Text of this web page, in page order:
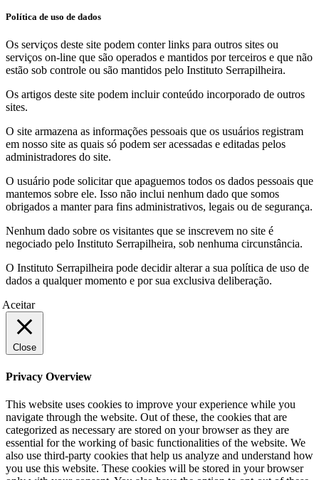
Política de uso de dados
Os serviços deste site podem conter links para outros sites ou
serviços on-line que são operados e mantidos por terceiros e que não
estão sob controle ou são mantidos pelo Instituto Serrapilheira.
Os artigos deste site podem incluir conteúdo incorporado de outros
sites.
O site armazena as informações pessoais que os usuários registram
em nosso site as quais só podem ser acessadas e editadas pelos
administradores do site.
O usuário pode solicitar que apaguemos todos os dados pessoais que
mantemos sobre ele. Isso não inclui nenhum dado que somos
obrigados a manter para fins administrativos, legais ou de segurança.
Nenhum dado sobre os visitantes que se inscrevem no site é
negociado pelo Instituto Serrapilheira, sob nenhuma circunstância.
O Instituto Serrapilheira pode decidir alterar a sua política de uso de
dados a qualquer momento e por sua exclusiva deliberação.
Aceitar
Close
Privacy Overview
This website uses cookies to improve your experience while you
navigate through the website. Out of these, the cookies that are
categorized as necessary are stored on your browser as they are
essential for the working of basic functionalities of the website. We
also use third-party cookies that help us analyze and understand how
you use this website. These cookies will be stored in your browser